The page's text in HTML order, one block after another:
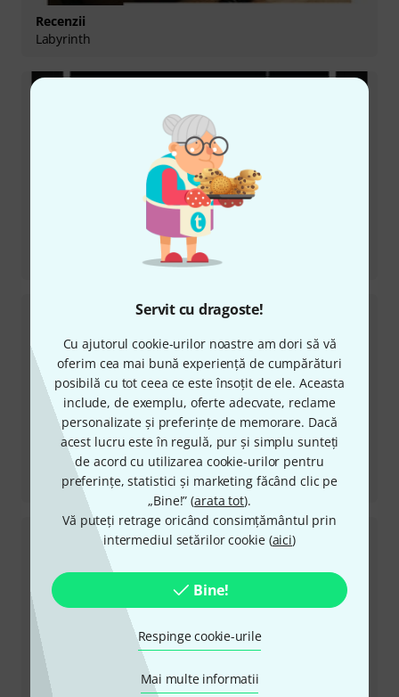
Servit cu dragoste!
Cu ajutorul cookie-urilor noastre am dori să vă
oferim cea mai bună experiență de cumpărături
posibilă cu tot ceea ce este însoțit de ele. Aceasta
include, de exemplu, oferte adecvate, reclame
personalizate și preferințe de memorare. Dacă
acest lucru este în regulă, pur și simplu sunteți
de acord cu utilizarea cookie-urilor pentru
preferințe, statistici și marketing făcând clic pe
„Bine!” (arata tot).
Vă puteți retrage oricând consimțământul prin
intermediul setărilor cookie (aici)
Bine!
Respinge cookie-urile
Mai multe informatii
Recenzii
Labyrinth
Recenzii
DFAM